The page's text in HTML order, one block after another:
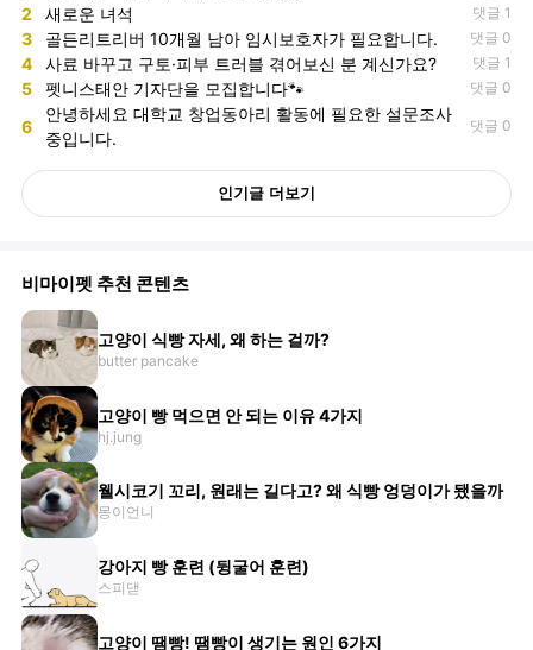
2 새로운 녀석 댓글 1
3 골든리트리버 10개월 남아 임시보호자가 필요합니다. 댓글 0
4 사료 바꾸고 구토·피부 트러블 겪어보신 분 계신가요? 댓글 1
5 펫니스태안 기자단을 모집합니다🐾 댓글 0
6
안녕하세요 대학교 창업동아리 활동에 필요한 설문조사
중입니다.
댓글 0
인기글 더보기
비마이펫 추천 콘텐츠
고양이 식빵 자세, 왜 하는 걸까?
butter pancake
고양이 빵 먹으면 안 되는 이유 4가지
hj.jung
웰시코기 꼬리, 원래는 길다고? 왜 식빵 엉덩이가 됐을까
몽이언니
강아지 빵 훈련 (뒹굴어 훈련)
스피댇
고양이 땜빵! 땜빵이 생기는 원인 6가지